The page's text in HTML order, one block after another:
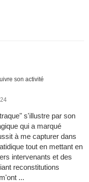
son activité
s'illustre par son
qui a marqué
à me capturer dans
tout en mettant en
intervenants et des
reconstitutions
...